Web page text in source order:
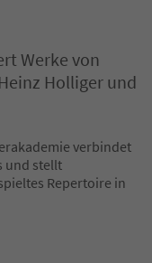
Werke von
Holliger und
verbindet
und stellt
Repertoire in